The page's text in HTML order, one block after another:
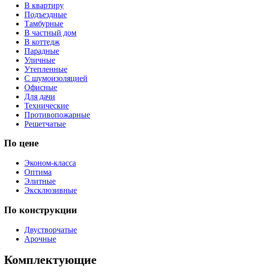
В квартиру
Подъездные
Тамбурные
В частный дом
В коттедж
Парадные
Уличные
Утепленные
С шумоизоляцией
Офисные
Для дачи
Технические
Противопожарные
Решетчатые
По цене
Эконом-класса
Оптима
Элитные
Эксклюзивные
По конструкции
Двустворчатые
Арочные
Комплектующие